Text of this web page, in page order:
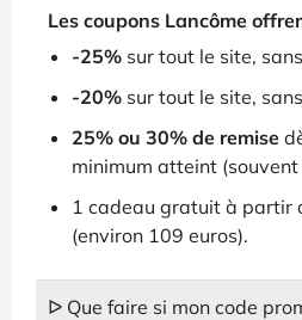
Les coupons Lancôme
-25% sur tout le site,
-20% sur tout le site,
25% ou 30% de remise
minimum atteint
1 cadeau gratuit à partir
(environ 109 euros).
ᐅ Que faire si mon code